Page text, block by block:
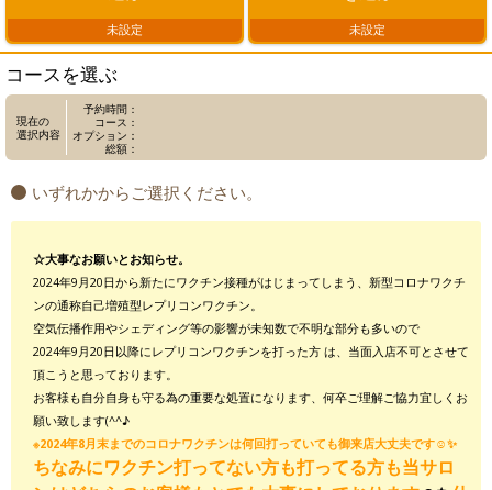
未設定 未設定
コースを選ぶ
現在の
選択内容
予約時間：
コース：
オプション：
総額：
いずれかからご選択ください。
☆大事なお願いとお知らせ。
2024年9月20日から新たにワクチン接種がはじまってしまう、新型コロナワクチ
ンの通称自己増殖型レプリコンワクチン。
空気伝播作用やシェディング等の影響が未知数で不明な部分も多いので
2024年9月20日以降にレプリコンワクチンを打った方 は、当面入店不可とさせて
頂こうと思っております。
お客様も自分自身も守る為の重要な処置になります、何卒ご理解ご協力宜しくお
願い致します(^^♪
※2024年8月末までのコロナワクチンは何回打っていても御来店大丈夫です☺️✨
ちなみにワクチン打ってない方も打ってる方も当サロ